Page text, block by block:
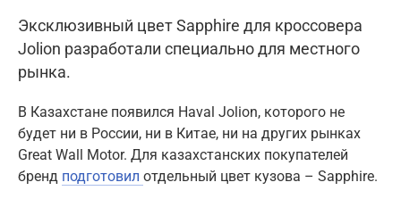
Эксклюзивный цвет Sapphire для кроссовера
Jolion разработали специально для местного
рынка.
В Казахстане появился Haval Jolion, которого не
будет ни в России, ни в Китае, ни на других рынках
Great Wall Motor. Для казахстанских покупателей
бренд подготовил отдельный цвет кузова – Sapphire.